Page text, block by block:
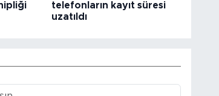
telefonların kayıt süresi
uzatıldı